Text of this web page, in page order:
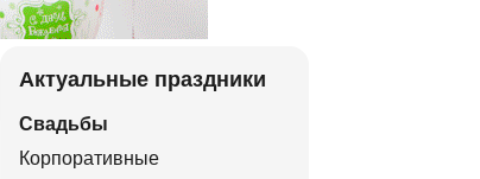
Актуальные праздники
Свадьбы
Корпоративные